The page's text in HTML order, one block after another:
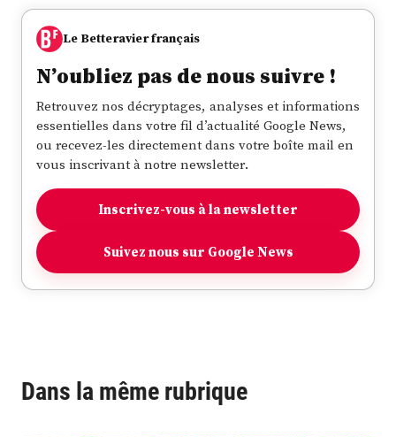
Le Betteravier français
N’oubliez pas de nous suivre !
Retrouvez nos décryptages, analyses et informations
essentielles dans votre fil d’actualité Google News,
ou recevez-les directement dans votre boîte mail en
vous inscrivant à notre newsletter.
Inscrivez-vous à la newsletter
Suivez nous sur Google News
Dans la même rubrique